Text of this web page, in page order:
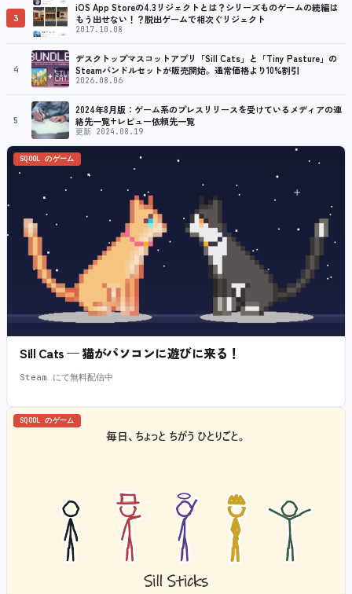
3
iOS App Storeの4.3リジェクトとは？シリーズものゲームの続編は
もう出せない！？脱出ゲームで相次ぐリジェクト
2017.10.08
4
デスクトップマスコットアプリ「Sill Cats」と「Tiny Pasture」の
Steamバンドルセットが販売開始。通常価格より10%割引
2026.08.06
5
2024年8月版：ゲーム系のプレスリリースを受けているメディアの連
絡先一覧+レビュー依頼先一覧
更新 2024.08.19
SQOOL のゲーム
Sill Cats — 猫がパソコンに遊びに来る！
Steam にて無料配信中
SQOOL のゲーム